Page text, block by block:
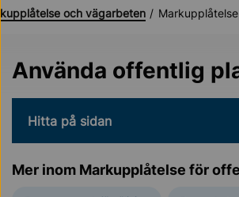
och vägarbeten
Använda offentlig
Hitta på sidan
Mer inom Markupplåtelse för